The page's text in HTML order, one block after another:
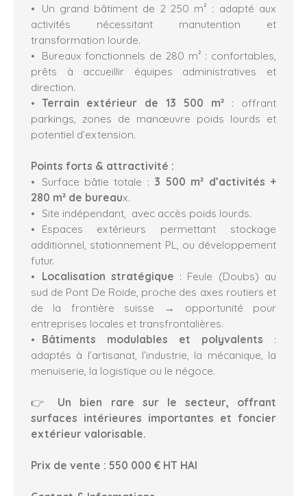
Un grand bâtiment de 2 250 m² : adapté aux
activités nécessitant manutention et
transformation lourde.
Bureaux fonctionnels de 280 m² : confortables,
prêts à accueillir équipes administratives et
direction.
Terrain extérieur de 13 500 m² : offrant
parkings, zones de manœuvre poids lourds et
potentiel d’extension.
Points forts & attractivité :
Surface bâtie totale : 3 500 m² d’activités +
280 m² de bureaux.
Site indépendant, avec accès poids lourds.
Espaces extérieurs permettant stockage
additionnel, stationnement PL, ou développement
futur.
Localisation stratégique : Feule (Doubs) au
sud de Pont De Roide, proche des axes routiers et
de la frontière suisse → opportunité pour
entreprises locales et transfrontalières.
Bâtiments modulables et polyvalents :
adaptés à l’artisanat, l’industrie, la mécanique, la
menuiserie, la logistique ou le négoce.
👉 Un bien rare sur le secteur, offrant
surfaces intérieures importantes et foncier
extérieur valorisable.
Prix de vente : 550 000 € HT HAI